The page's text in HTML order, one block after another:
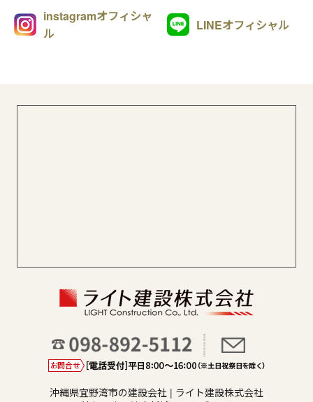
instagramオフィシャ
ル
LINEオフィシャル
沖縄県宜野湾市の建設会社 | ライト建設株式会社